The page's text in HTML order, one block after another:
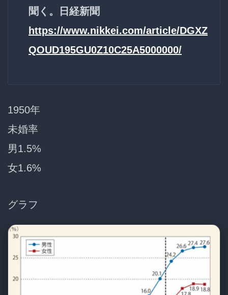
聞く。日経新聞
https://www.nikkei.com/article/DGXZ
QOUD195GU0Z10C25A5000000/
1950年
未婚率
男1.5%
女1.6%
グラフ